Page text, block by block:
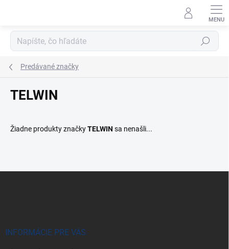
Hľadať
Predávané značky
TELWIN
Žiadne produkty značkyTELWIN sa nenašli...
INFORMÁCIE PRE VÁS